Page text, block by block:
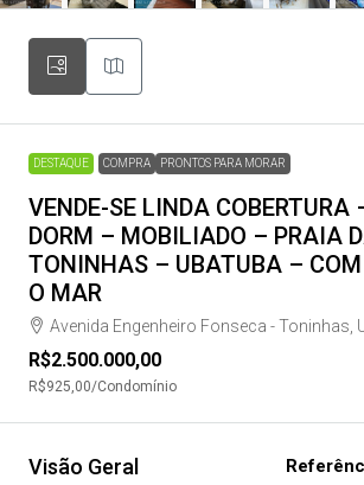
DESTAQUE COMPRA PRONTOS PARA MORAR
VENDE-SE LINDA
DORM – MOBILIADO – PRAIA
TONINHAS – UBATUBA –
O MAR
Avenida Engenheiro Fonseca - Toninhas,
R$2.500.000,00
R$925,00/Condomínio
Visão Geral